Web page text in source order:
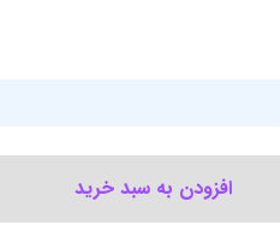
تغذیه (پاور)
افزودن به سبد خرید